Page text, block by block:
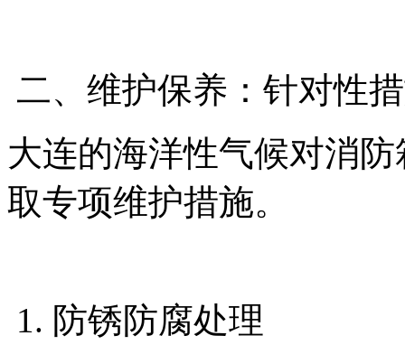
二、维护保养：针对性
大连的海洋性气候对消
取专项维护措施。
1. 防锈防腐处理